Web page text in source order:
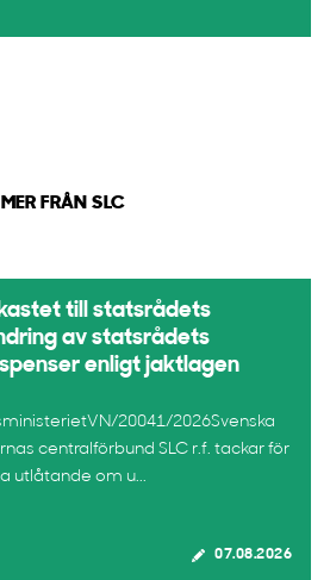
MER FRÅN SLC
till statsrådets
av statsrådets
enligt jaktlagen
20041/2026Svenska
centralförbund SLC r.f. tackar för
utlåtande om u...
07.08.2026